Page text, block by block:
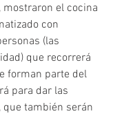
mostraron el cocina
con
(las
que recorrerá
forman parte del
para dar las
que también serán